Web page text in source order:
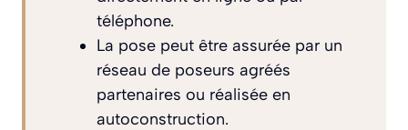
téléphone.
La pose peut être assurée par un
réseau de poseurs agréés
partenaires ou réalisée en
autoconstruction.